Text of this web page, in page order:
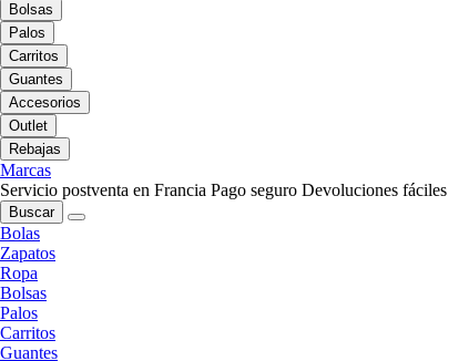
Bolsas
Palos
Carritos
Guantes
Accesorios
Outlet
Rebajas
Marcas
Servicio postventa en Francia Pago seguro Devoluciones fáciles
Buscar
Bolas
Zapatos
Ropa
Bolsas
Palos
Carritos
Guantes